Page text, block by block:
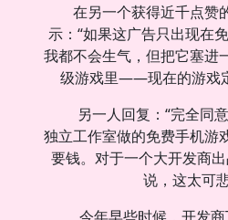
在另一个获得近千点赞
示：“如果这广告只出现在
我都不会生气，但把它塞进
级游戏里——现在的游戏
另一人回复：“完全同
独立工作室做的免费手机游
要钱。对于一个大开发商
说，这太可